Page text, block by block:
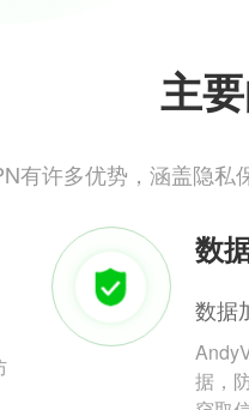
主
有许多优势，涵盖隐
数
数据
据，